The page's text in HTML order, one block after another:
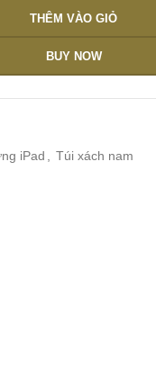
THÊM VÀO GIỎ
BUY NOW
iPad Túi xách nam